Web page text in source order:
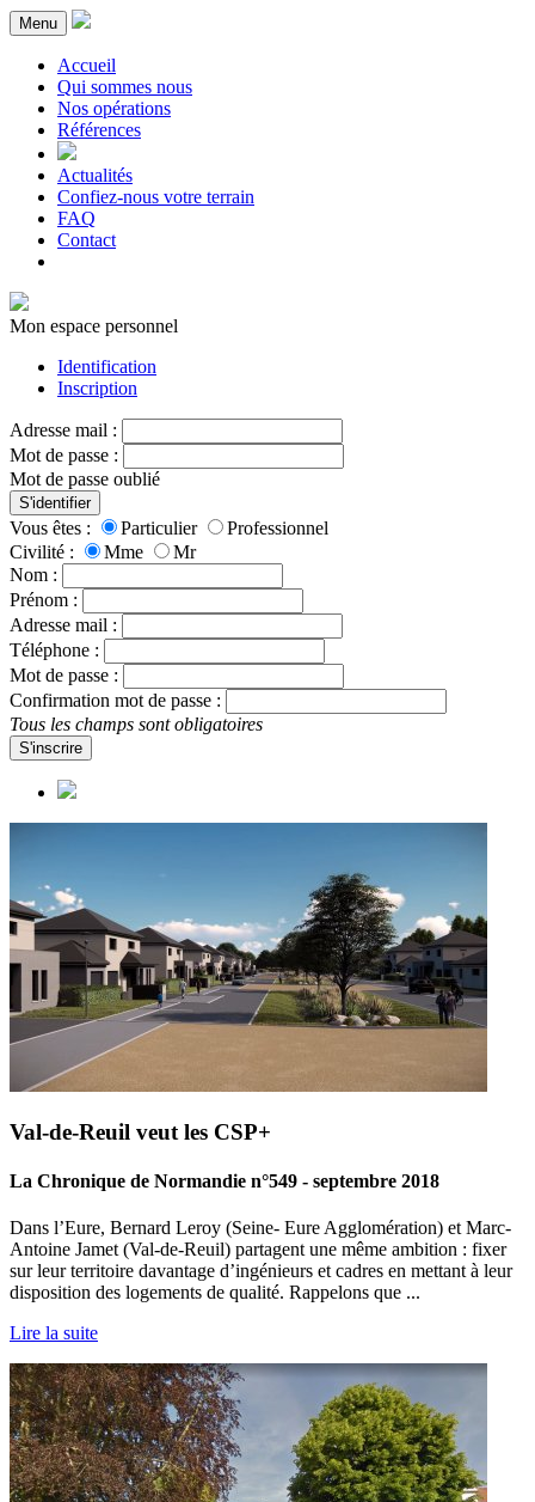
Menu
Accueil
Qui sommes nous
Nos opérations
Références
Actualités
Confiez-nous votre terrain
FAQ
Contact
Mon espace personnel
Identification
Inscription
Adresse mail :
Mot de passe :
Mot de passe oublié
S'identifier
Vous êtes : Particulier
Professionnel
Civilité :
Mme
Mr
Nom :
Prénom :
Adresse mail :
Téléphone :
Mot de passe :
Confirmation mot de passe :
Tous les champs sont obligatoires
S'inscrire
Val-de-Reuil veut les CSP+
La Chronique de Normandie n°549 - septembre 2018
Dans l’Eure, Bernard Leroy (Seine- Eure Agglomération) et Marc-
Antoine Jamet (Val-de-Reuil) partagent une même ambition : fixer
sur leur territoire davantage d’ingénieurs et cadres en mettant à leur
disposition des logements de qualité. Rappelons que ...
Lire la suite